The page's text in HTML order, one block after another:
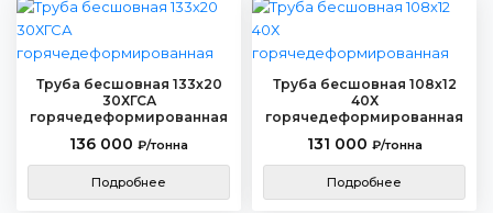
Труба бесшовная 133х20
30ХГСА
горячедеформированная
136 000 ₽/тонна
Подробнее
Труба бесшовная 108х12
40Х
горячедеформированная
131 000 ₽/тонна
Подробнее